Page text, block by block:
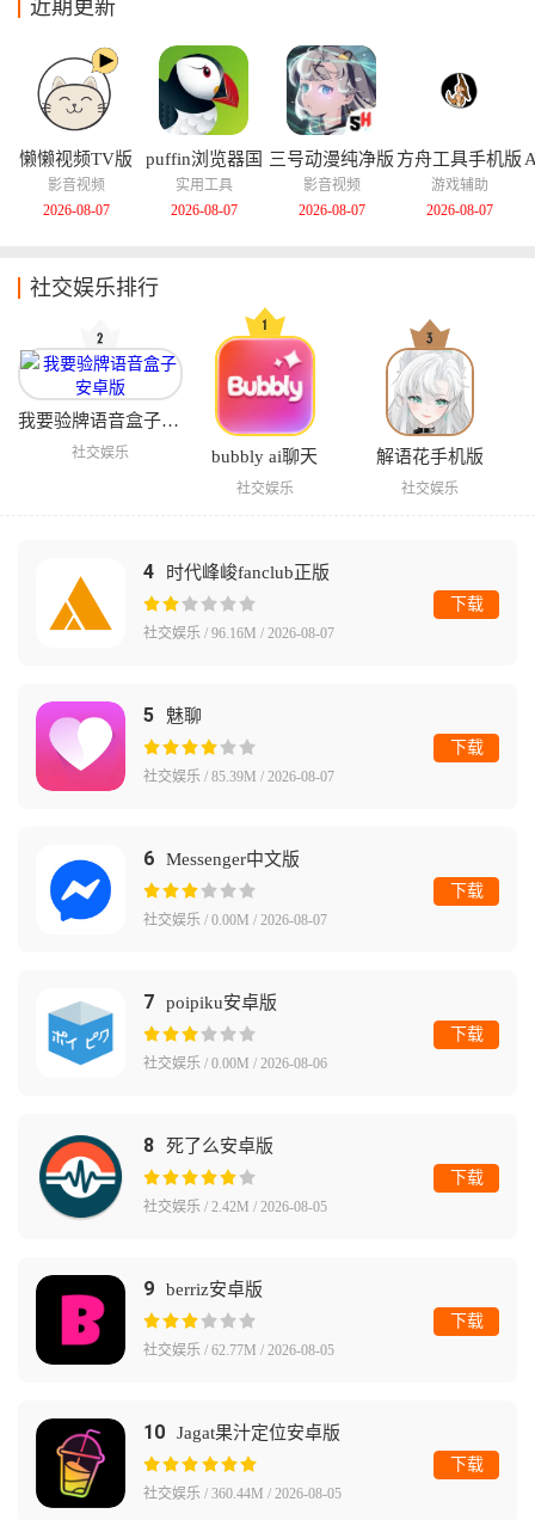
近期更新
懒懒视频TV版
影音视频
2026-08-07
puffin浏览器国
际版
实用工具
2026-08-07
三号动漫纯净版
影音视频
2026-08-07
方舟工具手机版
游戏辅助
2026-08-07
社交娱乐排行
我要验牌语音盒子安卓版
社交娱乐 bubbly ai聊天
社交娱乐
解语花手机版
社交娱乐
4 时代峰峻fanclub正版
社交娱乐 / 96.16M / 2026-08-07
下载
5 魅聊
社交娱乐 / 85.39M / 2026-08-07
下载
6 Messenger中文版
社交娱乐 / 0.00M / 2026-08-07
下载
7 poipiku安卓版
社交娱乐 / 0.00M / 2026-08-06
下载
8 死了么安卓版
社交娱乐 / 2.42M / 2026-08-05
下载
9 berriz安卓版
社交娱乐 / 62.77M / 2026-08-05
下载
10 Jagat果汁定位安卓版
社交娱乐 / 360.44M / 2026-08-05
下载